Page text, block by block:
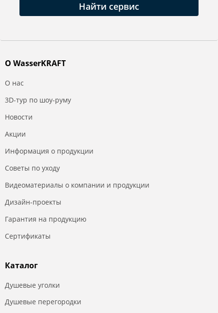
Найти сервис
О WasserKRAFT
О нас
3D-тур по шоу-руму
Новости
Акции
Информация о продукции
Советы по уходу
Видеоматериалы о компании и продукции
Дизайн-проекты
Гарантия на продукцию
Сертификаты
Каталог
Душевые уголки
Душевые перегородки